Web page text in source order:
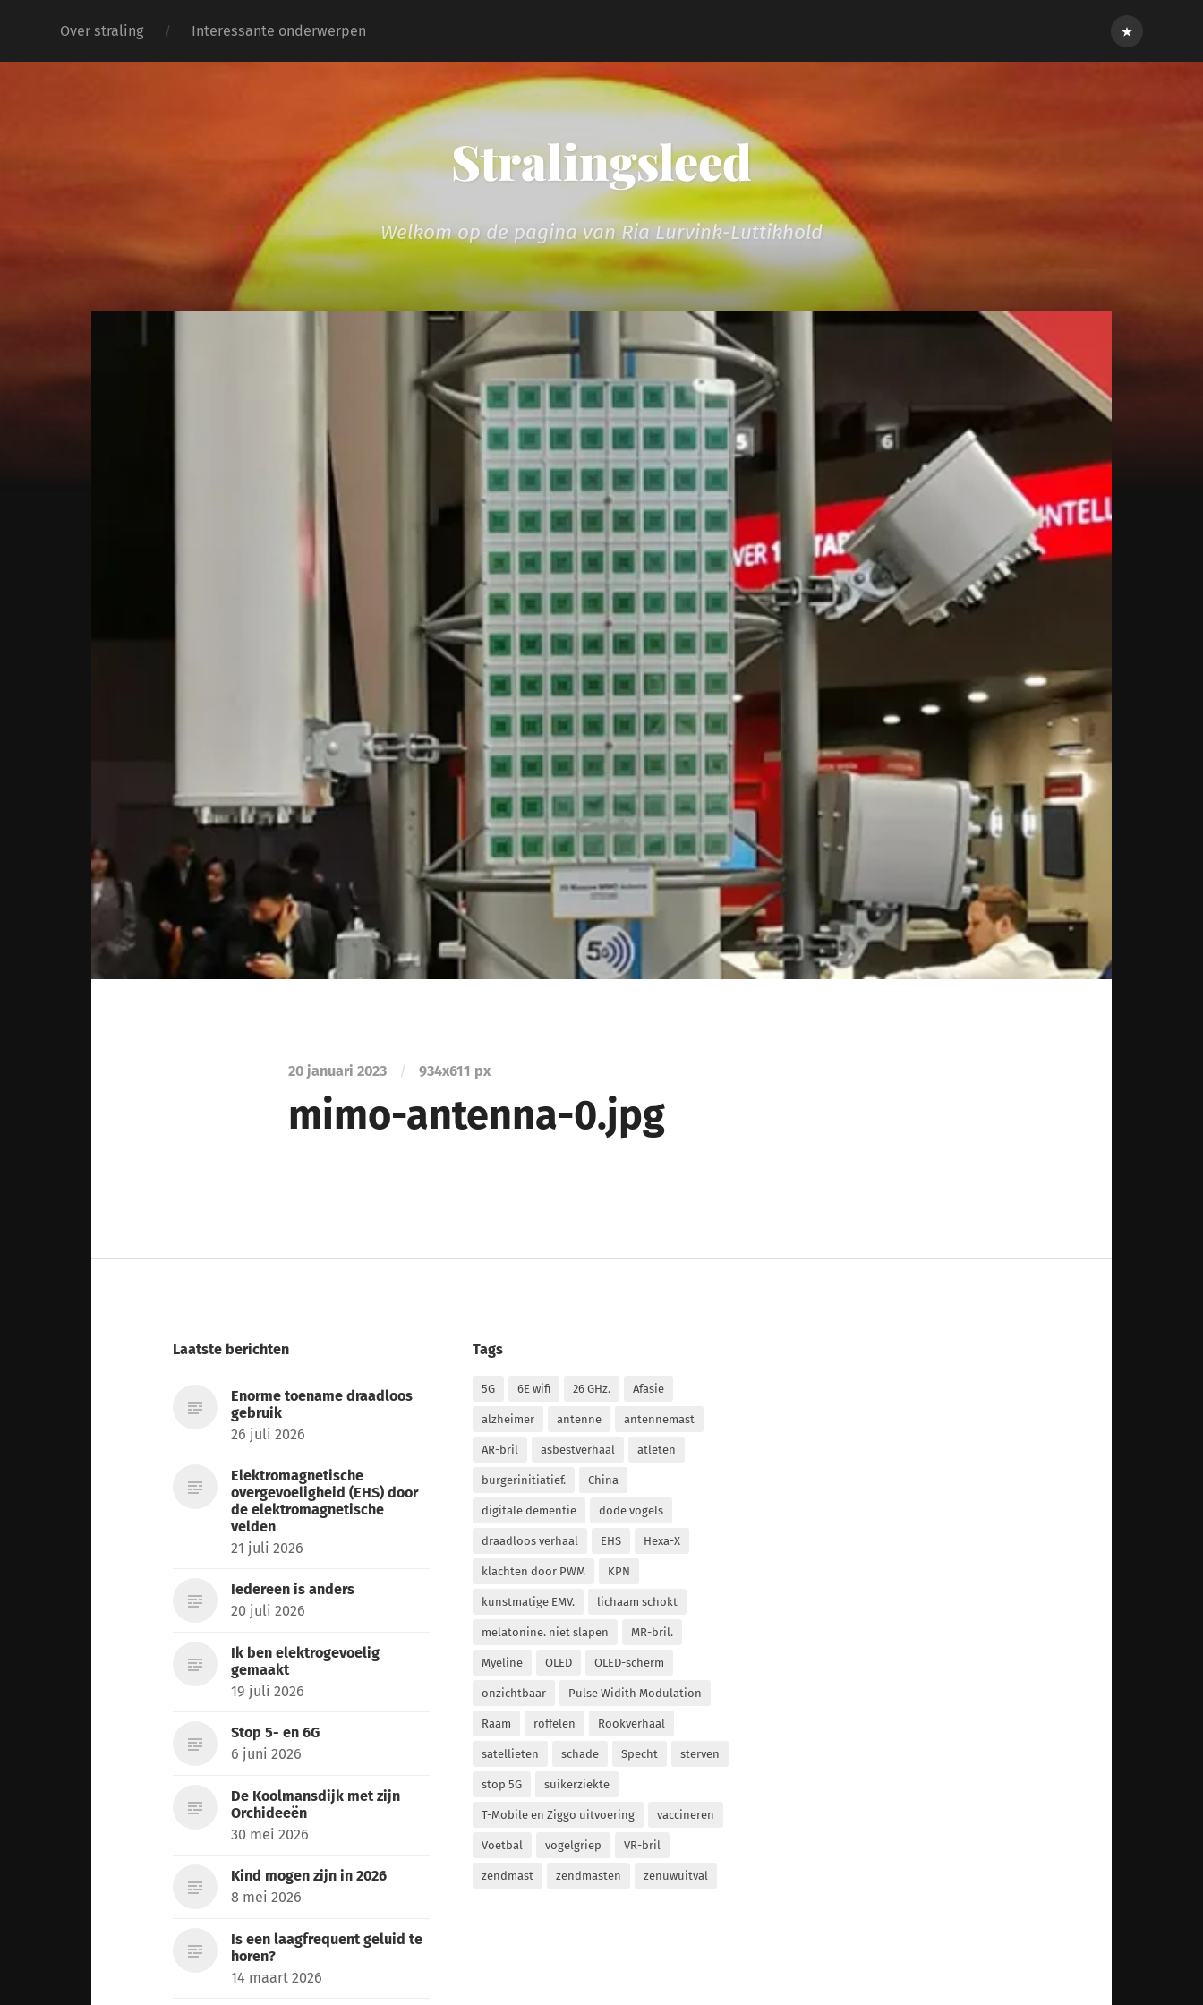
Over straling Interessante onderwerpen Inloggen
Stralingsleed
Welkom op de pagina van Ria Lurvink-Luttikhold
20 januari 2023 / 934x611 px
mimo-antenna-0.jpg
Laatste berichten
Enorme toename draadloos
gebruik
26 juli 2026
Elektromagnetische
overgevoeligheid (EHS) door
de elektromagnetische
velden
21 juli 2026
Iedereen is anders
20 juli 2026
Ik ben elektrogevoelig
gemaakt
19 juli 2026
Stop 5- en 6G
6 juni 2026
De Koolmansdijk met zijn
Orchideeën
30 mei 2026
Kind mogen zijn in 2026
8 mei 2026
Is een laagfrequent geluid te
horen?
14 maart 2026
Tags
5G 6E wifi 26 GHz. Afasie
alzheimer antenne antennemast
AR-bril asbestverhaal atleten
burgerinitiatief. China
digitale dementie dode vogels
draadloos verhaal EHS Hexa-X
klachten door PWM KPN
kunstmatige EMV. lichaam schokt
melatonine. niet slapen MR-bril.
Myeline OLED OLED-scherm
onzichtbaar Pulse Widith Modulation
Raam roffelen Rookverhaal
satellieten schade Specht sterven
stop 5G suikerziekte
T-Mobile en Ziggo uitvoering vaccineren
Voetbal vogelgriep VR-bril
zendmast zendmasten zenuwuitval